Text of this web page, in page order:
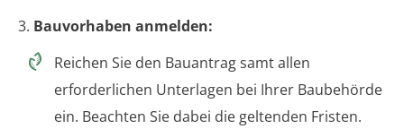
3. Bauvorhaben anmelden:
Reichen Sie den Bauantrag samt allen
erforderlichen Unterlagen bei Ihrer Baubehörde
ein. Beachten Sie dabei die geltenden Fristen.